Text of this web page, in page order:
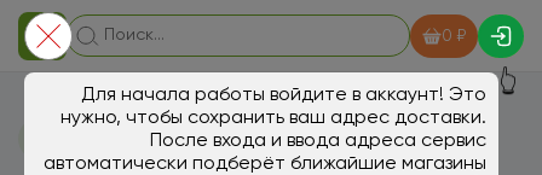
0 ₽
Для начала работы войдите в аккаунт! Это
нужно, чтобы сохранить ваш адрес доставки.
После входа и ввода адреса сервис
автоматически подберёт ближайшие магазины
👆
Фруктовый оазис Магаррама
на Стачек